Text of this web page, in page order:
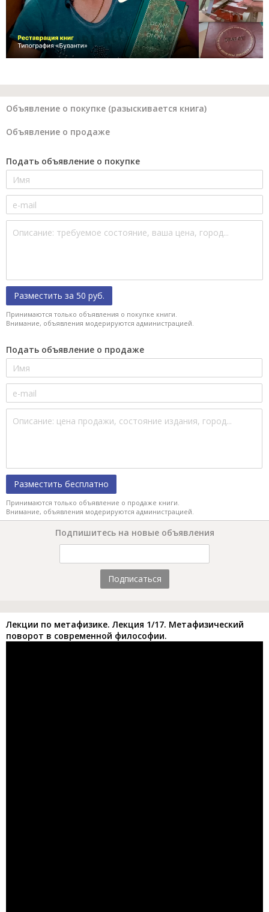
Объявление о покупке (разыскивается книга)
Объявление о продаже
Подать объявление о покупке
Разместить за 50 руб.
Принимаются только объявления о покупке книги.
Внимание, объявления модерируются администрацией.
Подать объявление о продаже
Разместить бесплатно
Принимаются только объявление о продаже книги.
Внимание, объявления модерируются администрацией.
Подпишитесь на новые объявления
Подписаться
Лекции по метафизике. Лекция 1/17. Метафизический
поворот в современной философии.